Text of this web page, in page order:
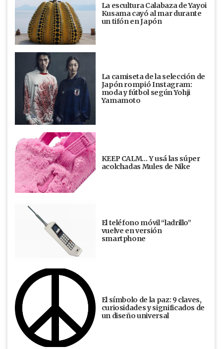
La escultura Calabaza de Yayoi
Kusama cayó al mar durante
un tifón en Japón
La camiseta de la selección de
Japón rompió Instagram:
moda y fútbol según Yohji
Yamamoto
KEEP CALM… Y usá las súper
acolchadas Mules de Nike
El teléfono móvil “ladrillo”
vuelve en versión
smartphone
El símbolo de la paz: 9 claves,
curiosidades y significados de
un diseño universal